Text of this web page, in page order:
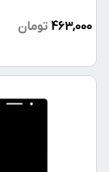
463,000 تومان